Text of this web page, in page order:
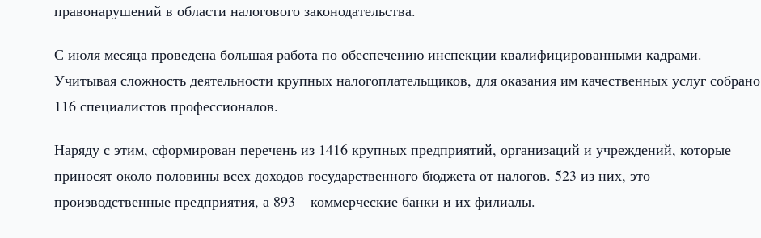
правонарушений в области налогового законодательства.
С июля месяца проведена большая работа по обеспечению инспекции квалифицированными кадрами.
Учитывая сложность деятельности крупных налогоплательщиков, для оказания им качественных услуг собрано
116 специалистов профессионалов.
Наряду с этим, сформирован перечень из 1416 крупных предприятий, организаций и учреждений, которые
приносят около половины всех доходов государственного бюджета от налогов. 523 из них, это
производственные предприятия, а 893 – коммерческие банки и их филиалы.